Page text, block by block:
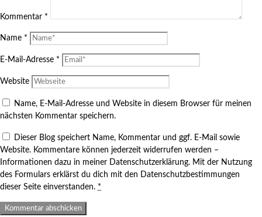
Kommentar *
Name *
E-Mail-Adresse *
Website
Name, E-Mail-Adresse und Website in diesem Browser für meinen
nächsten Kommentar speichern.
Dieser Blog speichert Name, Kommentar und ggf. E-Mail sowie
Website. Kommentare können jederzeit widerrufen werden –
Informationen dazu in meiner Datenschutzerklärung. Mit der Nutzung
des Formulars erklärst du dich mit den Datenschutzbestimmungen
dieser Seite einverstanden. *